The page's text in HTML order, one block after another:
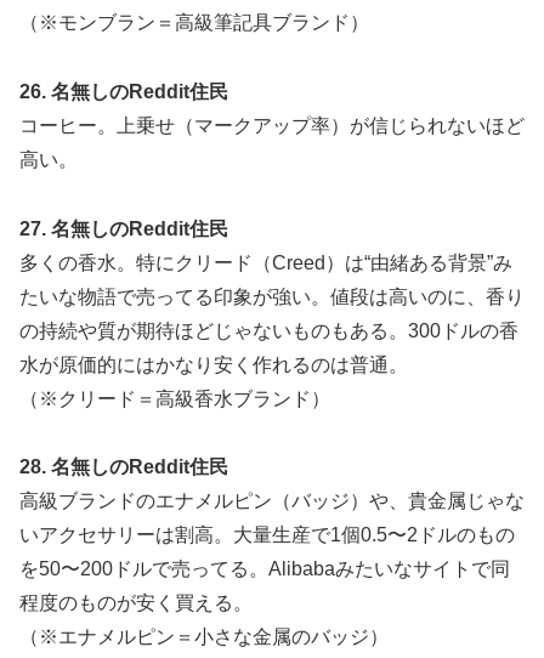
（※モンブラン＝高級筆記具ブランド）
26. 名無しのReddit住民
コーヒー。上乗せ（マークアップ率）が信じられないほど
高い。
27. 名無しのReddit住民
多くの香水。特にクリード（Creed）は“由緒ある背景”み
たいな物語で売ってる印象が強い。値段は高いのに、香り
の持続や質が期待ほどじゃないものもある。300ドルの香
水が原価的にはかなり安く作れるのは普通。
（※クリード＝高級香水ブランド）
28. 名無しのReddit住民
高級ブランドのエナメルピン（バッジ）や、貴金属じゃな
いアクセサリーは割高。大量生産で1個0.5〜2ドルのもの
を50〜200ドルで売ってる。Alibabaみたいなサイトで同
程度のものが安く買える。
（※エナメルピン＝小さな金属のバッジ）